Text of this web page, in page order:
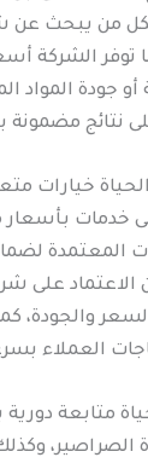
لكل من يبحث
توفر الشركة
جودة المواد
نتائج مضمونة
خيارات
خدمات
المعتمدة
على
والجودة،
العملاء
متابعة دورية